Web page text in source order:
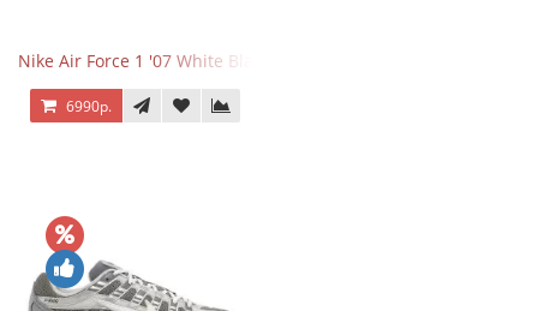
Nike Air Force 1 '07 White Black
6990р.